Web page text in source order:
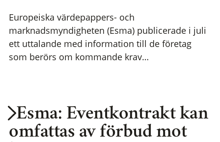
Europeiska värdepappers- och
marknadsmyndigheten (Esma) publicerade i juli
ett uttalande med information till de företag
som berörs om kommande krav…
Esma: Eventkontrakt kan
omfattas av förbud mot